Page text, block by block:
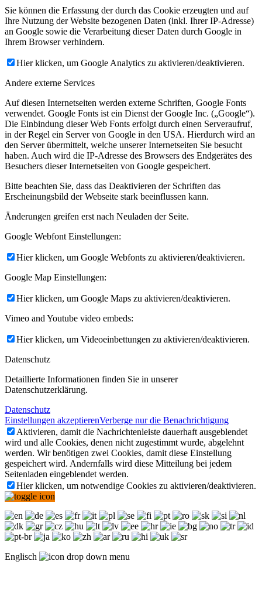
Sie können die Erfassung der durch das Cookie erzeugten und auf
Ihre Nutzung der Website bezogenen Daten (inkl. Ihrer IP-Adresse)
an Google sowie die Verarbeitung dieser Daten durch Google in
Ihrem Browser verhindern.
Hier klicken, um Google Analytics zu aktivieren/deaktivieren.
Andere externe Services
Auf diesen Internetseiten werden externe Schriften, Google Fonts
verwendet. Google Fonts ist ein Dienst der Google Inc. („Google“).
Die Einbindung dieser Web Fonts erfolgt durch einen Serveraufruf,
in der Regel ein Server von Google in den USA. Hierdurch wird an
den Server übermittelt, welche unserer Internetseiten Sie besucht
haben. Auch wird die IP-Adresse des Browsers des Endgerätes des
Besuchers dieser Internetseiten von Google gespeichert.
Bitte beachten Sie, dass das Deaktivieren der Schriften das
Erscheinungsbild der Webseite stark beeinflussen kann.
Änderungen greifen erst nach Neuladen der Seite.
Google Webfont Einstellungen:
Hier klicken, um Google Webfonts zu aktivieren/deaktivieren.
Google Map Einstellungen:
Hier klicken, um Google Maps zu aktivieren/deaktivieren.
Vimeo and Youtube video embeds:
Hier klicken, um Videoeinbettungen zu aktivieren/deaktivieren.
Datenschutz
Detaillierte Informationen finden Sie in unserer
Datenschutzerklärung.
Datenschutz
Einstellungen akzeptierenVerberge nur die Benachrichtigung
Aktivieren, damit die Nachrichtenleiste dauerhaft ausgeblendet
wird und alle Cookies, denen nicht zugestimmt wurde, abgelehnt
werden. Wir benötigen zwei Cookies, damit diese Einstellung
gespeichert wird. Andernfalls wird diese Mitteilung bei jedem
Seitenladen eingeblendet werden.
Hier klicken, um notwendige Cookies zu aktivieren/deaktivieren.
Englisch